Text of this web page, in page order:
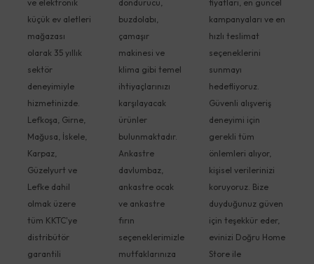
ve elektronik
küçük ev aletleri
mağazası
olarak 35 yıllık
sektör
deneyimiyle
hizmetinizde.
Lefkoşa, Girne,
Mağusa, İskele,
Karpaz,
Güzelyurt ve
Lefke dahil
olmak üzere
tüm KKTC'ye
distribütör
garantili
dondurucu,
buzdolabı,
çamaşır
makinesi ve
klima gibi temel
ihtiyaçlarınızı
karşılayacak
ürünler
bulunmaktadır.
Ankastre
davlumbaz,
ankastre ocak
ve ankastre
fırın
seçeneklerimizle
mutfaklarınıza
fiyatları, en güncel
kampanyaları ve en
hızlı teslimat
seçeneklerini
sunmayı
hedefliyoruz.
Güvenli alışveriş
deneyimi için
gerekli tüm
önlemleri alıyor,
kişisel verilerinizi
koruyoruz. Bize
duyduğunuz güven
için teşekkür eder,
evinizi Doğru Home
Store ile